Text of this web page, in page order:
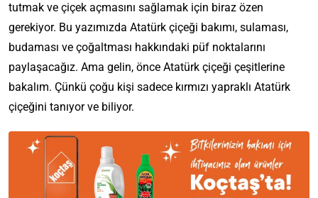
tutmak ve çiçek açmasını sağlamak için biraz özen
gerekiyor. Bu yazımızda Atatürk çiçeği bakımı, sulaması,
budaması ve çoğaltması hakkındaki püf noktalarını
paylaşacağız. Ama gelin, önce Atatürk çiçeği çeşitlerine
bakalım. Çünkü çoğu kişi sadece kırmızı yapraklı Atatürk
çiçeğini tanıyor ve biliyor.